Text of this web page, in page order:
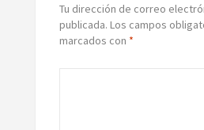
Tu dirección de correo
publicada. Los campos
marcados con *